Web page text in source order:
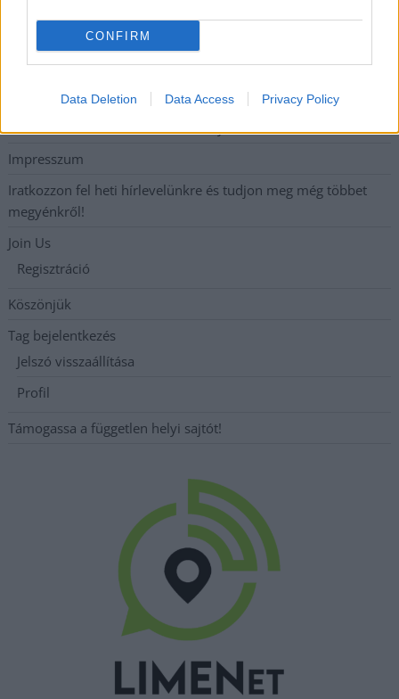
CONFIRM
Data Deletion Data Access Privacy Policy
Adatkezelési tájékoztató
Etikai és függetlenségi alapelvek
Hirdetési árak
Impresszum
Iratkozzon fel heti hírlevelünkre és tudjon meg még többet
megyénkről!
Join Us
Regisztráció
Köszönjük
Tag bejelentkezés
Jelszó visszaállítása
Profil
Támogassa a független helyi sajtót!